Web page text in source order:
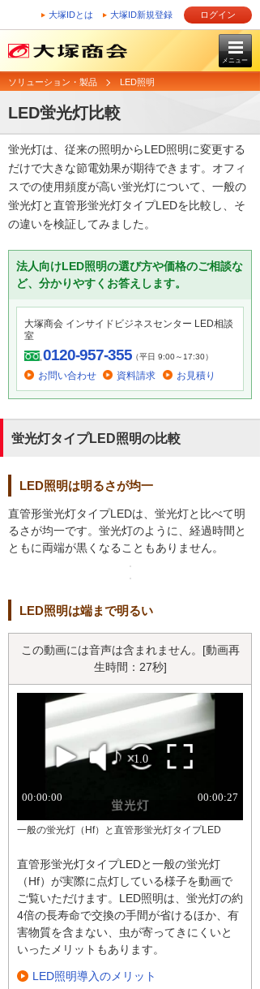
大塚IDとは 大塚ID新規登録 ログイン
メニュー
ソリューション・製品 LED照明
LED蛍光灯比較
蛍光灯は、従来の照明からLED照明に変更する
だけで大きな節電効果が期待できます。オフィ
スでの使用頻度が高い蛍光灯について、一般の
蛍光灯と直管形蛍光灯タイプLEDを比較し、そ
の違いを検証してみました。
法人向けLED照明の選び方や価格のご相談な
ど、分かりやすくお答えします。
大塚商会 インサイドビジネスセンター LED相談
室
0120-957-355（平日 9:00～17:30）
お問い合わせ 資料請求 お見積り
蛍光灯タイプLED照明の比較
LED照明は明るさが均一
直管形蛍光灯タイプLEDは、蛍光灯と比べて明
るさが均一です。蛍光灯のように、経過時間と
ともに両端が黒くなることもありません。
LED照明は端まで明るい
この動画には音声は含まれません。[動画再
生時間：27秒]
一般の蛍光灯（Hf）と直管形蛍光灯タイプLED
直管形蛍光灯タイプLEDと一般の蛍光灯
（Hf）が実際に点灯している様子を動画で
ご覧いただけます。LED照明は、蛍光灯の約
4倍の長寿命で交換の手間が省けるほか、有
害物質を含まない、虫が寄ってきにくいと
いったメリットもあります。
LED照明導入のメリット